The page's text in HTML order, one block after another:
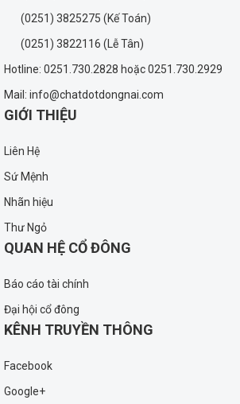
(0251) 3825275 (Kế Toán)
(0251) 3822116 (Lễ Tân)
Hotline: 0251.730.2828 hoặc 0251.730.2929
Mail: info@chatdotdongnai.com
GIỚI THIỆU
Liên Hệ
Sứ Mệnh
Nhãn hiệu
Thư Ngỏ
QUAN HỆ CỔ ĐÔNG
Báo cáo tài chính
Đại hội cổ đông
KÊNH TRUYỀN THÔNG
Facebook
Google+